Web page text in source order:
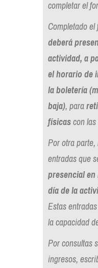
completar el
Completado
deberá
actividad, a
el horario de
la boletería
baja), para
físicascon
Por otra
entradas que
presencial
día de la
Estas
la capacidad
Por consultas
ingresos,